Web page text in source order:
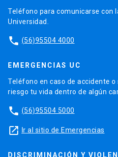
Teléfono para comunicarse con
Universidad.
phone (56)95504 4000
EMERGENCIAS UC
Teléfono en caso de accidente
riesgo tu vida dentro de algún
phone (56)95504 5000
launch Ir al sitio de Emergencias
DISCRIMINACIÓN Y